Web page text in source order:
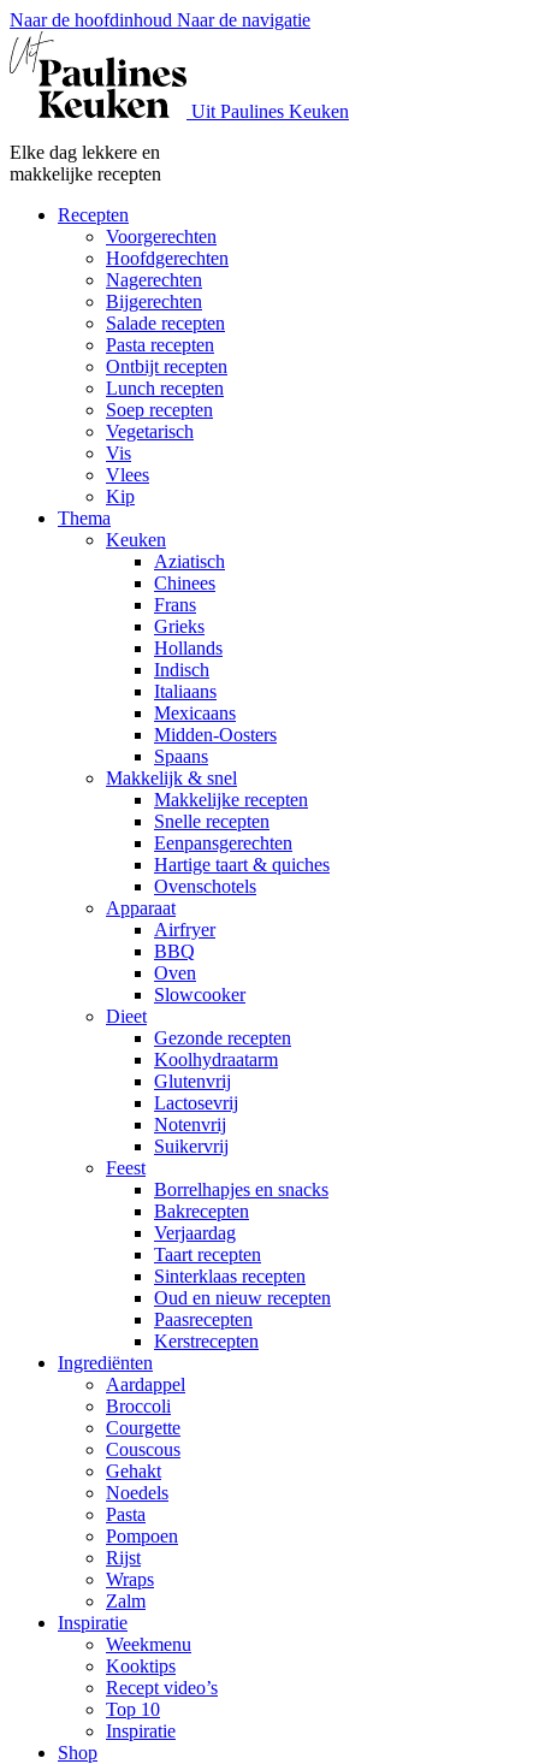
Naar de hoofdinhoud Naar de navigatie
Uit Paulines Keuken
Elke dag lekkere en
makkelijke recepten
Recepten
Voorgerechten
Hoofdgerechten
Nagerechten
Bijgerechten
Salade recepten
Pasta recepten
Ontbijt recepten
Lunch recepten
Soep recepten
Vegetarisch
Vis
Vlees
Kip
Thema
Keuken
Aziatisch
Chinees
Frans
Grieks
Hollands
Indisch
Italiaans
Mexicaans
Midden-Oosters
Spaans
Makkelijk & snel
Makkelijke recepten
Snelle recepten
Eenpansgerechten
Hartige taart & quiches
Ovenschotels
Apparaat
Airfryer
BBQ
Oven
Slowcooker
Dieet
Gezonde recepten
Koolhydraatarm
Glutenvrij
Lactosevrij
Notenvrij
Suikervrij
Feest
Borrelhapjes en snacks
Bakrecepten
Verjaardag
Taart recepten
Sinterklaas recepten
Oud en nieuw recepten
Paasrecepten
Kerstrecepten
Ingrediënten
Aardappel
Broccoli
Courgette
Couscous
Gehakt
Noedels
Pasta
Pompoen
Rijst
Wraps
Zalm
Inspiratie
Weekmenu
Kooktips
Recept video’s
Top 10
Inspiratie
Shop